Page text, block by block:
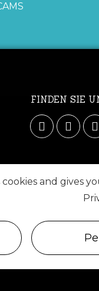
FINDEN SIE
cookies and gives